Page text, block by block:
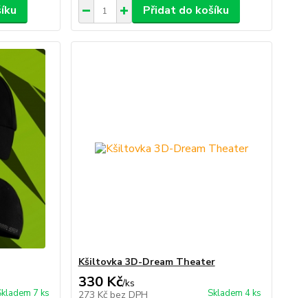
Přidat do košíku
7 ks
Kšiltovka 3D-Dream Theater
330 Kč/ks
273 Kč bez DPH Skladem 4 ks